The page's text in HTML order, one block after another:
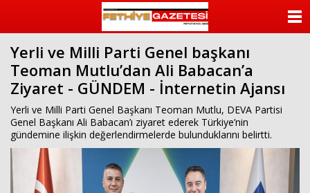
beylikdüzü
escort
bayan
beylikdüzü
escort
bayan
escort
beylikdüzü
beylikdüzü
escort
Yerli ve Milli Parti Genel başkanı
Teoman Mutlu’dan Ali Babacan’a
Ziyaret - GÜNDEM - İnternetin Ajansı
Yerli ve Milli Parti Genel Başkanı Teoman Mutlu, DEVA Partisi
Genel Başkanı Ali Babacan’ı ziyaret ederek Türkiye’nin
gündemine ilişkin değerlendirmelerde bulunduklarını belirtti.
KATEGORİLER
YAZARLAR
ANKETLER
FOTO GALERİ
VİDEO GALERİ